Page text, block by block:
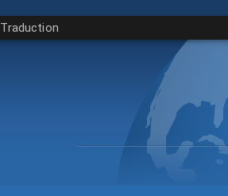
Traduction